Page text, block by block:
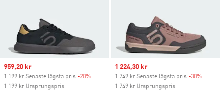
Sale price
959,20 kr
1 199 kr Senaste lägsta pris -20%
1 199 kr Ursprungspris
Sale price
1 224,30 kr
1 749 kr Senaste lägsta pris -30%
1 749 kr Ursprungspris